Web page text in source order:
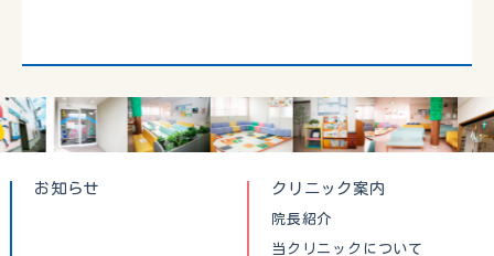
お知らせ クリニック案内
院長紹介
当クリニックについて